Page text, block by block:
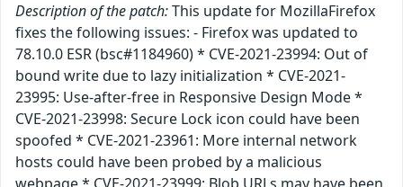
Description of the patch:This update for MozillaFirefox
fixes the following issues: - Firefox was updated to
78.10.0 ESR (bsc#1184960) * CVE-2021-23994: Out of
bound write due to lazy initialization * CVE-2021-
23995: Use-after-free in Responsive Design Mode *
CVE-2021-23998: Secure Lock icon could have been
spoofed * CVE-2021-23961: More internal network
hosts could have been probed by a malicious